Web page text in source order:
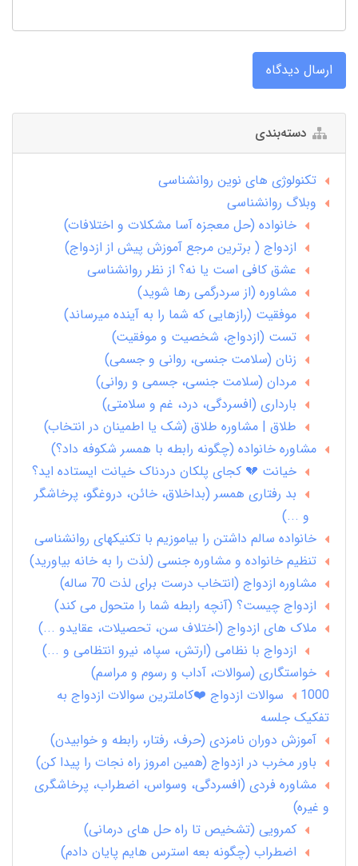
ارسال دیدگاه
دسته‌بندی
تکنولوژی های نوین روانشناسی
وبلاگ روانشناسی
خانواده (حل معجزه آسا مشکلات و اختلافات)
ازدواج ( برترین مرجع آموزش پیش از ازدواج)
عشق کافی است یا نه؟ از نظر روانشناسی
مشاوره (از سردرگمی رها شوید)
موفقیت (رازهایی که شما را به آینده میرساند)
تست (ازدواج، شخصیت و موفقیت)
زنان (سلامت جنسی، روانی و جسمی)
مردان (سلامت جنسی، جسمی و روانی)
بارداری (افسردگی، درد، غم و سلامتی)
طلاق | مشاوره طلاق (شک یا اطمینان در انتخاب)
مشاوره خانواده (چگونه رابطه با همسر شکوفه داد؟)
خیانت 💔 کجای پلکان دردناک خیانت ایستاده اید؟
بد رفتاری همسر (بداخلاق، خائن، دروغگو، پرخاشگر
و ...)
خانواده سالم داشتن را بیاموزیم با تکنیکهای روانشناسی
تنظیم خانواده و مشاوره جنسی (لذت را به خانه بیاورید)
مشاوره ازدواج (انتخاب درست برای لذت 70 ساله)
ازدواج چیست؟ (آنچه رابطه شما را متحول می کند)
ملاک های ازدواج (اختلاف سن، تحصیلات، عقایدو ...)
ازدواج با نظامی (ارتش، سپاه، نیرو انتظامی و ...)
خواستگاری (سوالات، آداب و رسوم و مراسم)
1000 سوالات ازدواج ❤️کاملترین سوالات ازدواج به
تفکیک جلسه
آموزش دوران نامزدی (حرف، رفتار، رابطه و خوابیدن)
باور مخرب در ازدواج (همین امروز راه نجات را پیدا کن)
مشاوره فردی (افسردگی، وسواس، اضطراب، پرخاشگری
و غیره)
کمرویی (تشخیص تا راه حل های درمانی)
اضطراب (چگونه بعه استرس هایم پایان دادم)